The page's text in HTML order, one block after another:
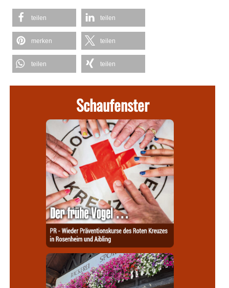
teilen teilen
merken teilen
teilen teilen
Schaufenster